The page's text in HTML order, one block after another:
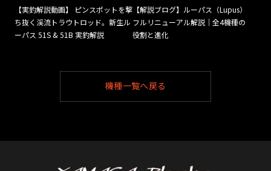
【実釣解説動画】 ピンスポットを撃
ち抜く渓流トラウトロッド。新生ル
ーパス 51S & 51B 実釣解説
【解説ブログ】ルーパス（Lupus）
フルリニューアル解説｜全4機種の
役割と進化
機種一覧へ戻る